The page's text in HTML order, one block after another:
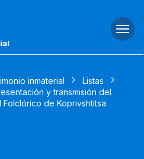
inmaterial
Listas
y transmisión del
Folclórico de Koprivshtitsa